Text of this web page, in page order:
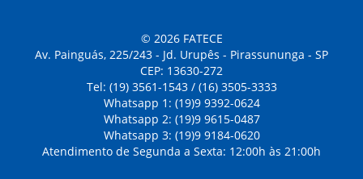
© 2026 FATECE
Av. Painguás, 225/243 - Jd. Urupês - Pirassununga - SP
CEP: 13630-272
Tel: (19) 3561-1543 / (16) 3505-3333
Whatsapp 1: (19)9 9392-0624
Whatsapp 2: (19)9 9615-0487
Whatsapp 3: (19)9 9184-0620
Atendimento de Segunda a Sexta: 12:00h às 21:00h